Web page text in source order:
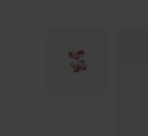
Industries